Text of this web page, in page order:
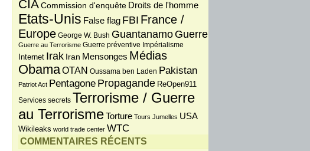
CIA Commission d'enquête Droits de l'homme
Etats-Unis False flag FBI France /
Europe George W. Bush Guantanamo Guerre
Guerre au Terrorisme Guerre préventive Impérialisme
Internet Irak Iran Mensonges Médias
ObamaOTAN Oussama ben Laden Pakistan
Patriot Act Pentagone Propagande ReOpen911
Services secrets Terrorisme / Guerre
au TerrorismeTorture Tours Jumelles USA
Wikileaks world trade center WTC
COMMENTAIRES RÉCENTS